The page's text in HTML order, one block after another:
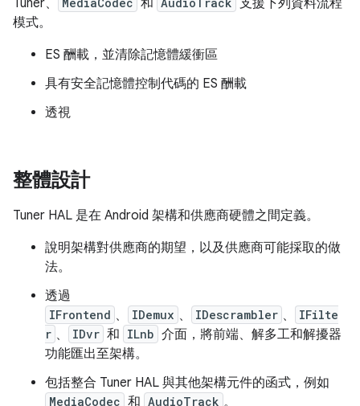
Tuner、
和
支援下列資料流程
模式。
ES 酬載，並清除記憶體緩衝區
具有安全記憶體控制代碼的 ES 酬載
透視
整體設計
Tuner HAL 是在 Android 架構和供應商硬體之間定義。
說明架構對供應商的期望，以及供應商可能採取的做
法。
透過
IFrontend 、 IDemux 、 IDescrambler 、
IFilte
r 、 IDvr 和 ILnb 介面，將前端、解多工和解擾器
功能匯出至架構。
包括整合 Tuner HAL 與其他架構元件的函式，例如
MediaCodec 和 AudioTrack 。